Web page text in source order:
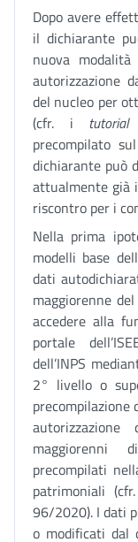
Dopo avere
il dichiarante
nuova
autorizzazione
del nucleo per
(cfr. i tutorial
precompilato
dichiarante può
attualmente già
riscontro per i
Nella prima
modelli base
dati
maggiorenne
accedere alla
portale
dell’INPS
2° livello o
maggiorenni
precompilati
patrimoniali
96/2020). I dati
o modificati dal